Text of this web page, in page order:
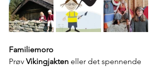
Familiemoro
Prøv Vikingjakten eller det spennende